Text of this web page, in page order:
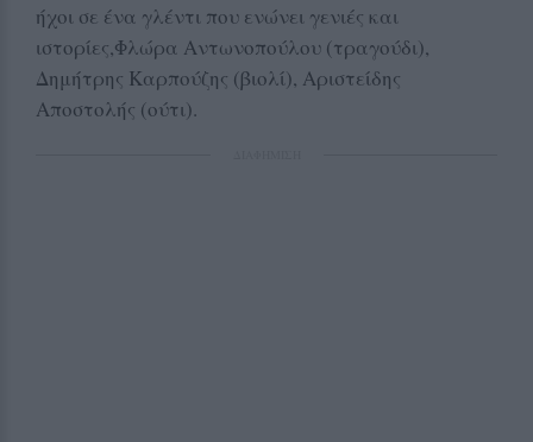
ήχοι σε ένα γλέντι που ενώνει γενιές και
ιστορίες,Φλώρα Αντωνοπούλου (τραγούδι),
Δημήτρης Καρπούζης (βιολί), Αριστείδης
Αποστολής (ούτι).